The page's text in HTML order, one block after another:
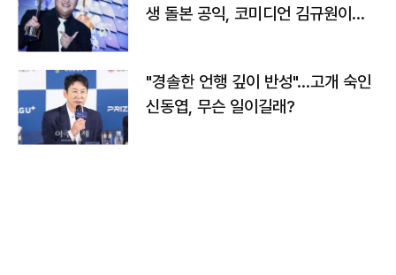
생 돌본 공익, 코미디언 김규원이었
"경솔한 언행 깊이 반성"…고개 숙인
신동엽, 무슨 일이길래?